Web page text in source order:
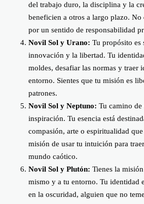
del trabajo duro, la disciplina y la
beneficien a otros a largo plazo. No
por un sentido de responsabilidad
Novil Sol y Urano: Tu propósito es
innovación y la libertad. Tu
moldes, desafiar las normas y traer
entorno. Sientes que tu misión es
patrones.
Novil Sol y Neptuno: Tu camino
inspiración. Tu esencia está
compasión, arte o espiritualidad
misión de usar tu intuición para
mundo caótico.
Novil Sol y Plutón: Tienes la
mismo y a tu entorno. Tu identidad
en la oscuridad, alguien que no